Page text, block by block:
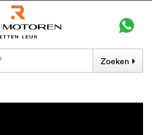
Zoeken